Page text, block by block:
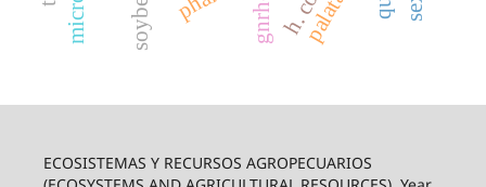
gnrh-a
ECOSISTEMAS Y RECURSOS AGROPECUARIOS